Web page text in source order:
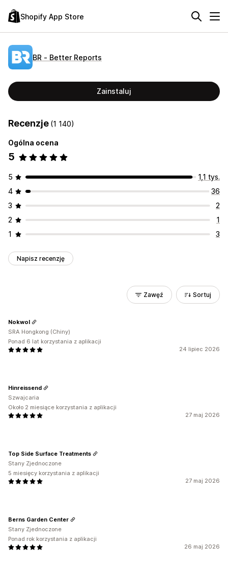
Shopify App Store
BR ‑ Better Reports
Zainstaluj
Recenzje (1 140)
Ogólna ocena
5
5
1,1 tys.
4
36
3
2
2
1
1
3
Napisz recenzję
Zawęź Sortuj
24 lipiec 2026
Nokwol
SRA Hongkong (Chiny)
Ponad 6 lat korzystania z aplikacji
27 maj 2026
Hinreissend
Szwajcaria
Około 2 miesiące korzystania z aplikacji
27 maj 2026
Top Side Surface Treatments
Stany Zjednoczone
5 miesięcy korzystania z aplikacji
26 maj 2026
Berns Garden Center
Stany Zjednoczone
Ponad rok korzystania z aplikacji